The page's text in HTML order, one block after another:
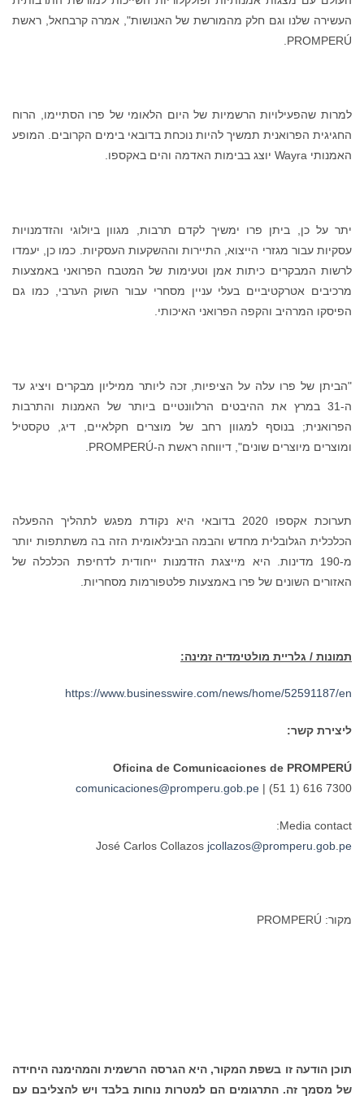
העשירה שלנו וגם חלק מהמורשת של האנושות", אמרה קרבחאל, ראשת
PROMPERÚ.
למרות שהפעילויות הרשמיות של היום הלאומי של פרו הסתיימו, הרוח
החגיגית הפרואנית תמשיך להיות נוכחת בדובאי בימים הקרובים. המופע
האמנותי Wayra יוצג בבימות האדמה והים באקספו.
יתר על כן, ביתן פרו ימשיך לקדם תרבות, מגוון ביולוגי והזדמנויות
עסקיות עבור מגזרי הייצוא, התיירות וההשקעות העסקיות. כמו כן, יעמדו
לרשות המבקרים כיתות אמן וטעימות של המטבח הפרואני באמצעות
מרכיבים אטרקטיביים בעלי עניין מסחרי עבור השוק הערבי, כמו גם
הפיסקו המרהיב והקפה הפרואני האיכותי.
"הביתן של פרו עלה על הציפיות, זכה ליותר ממיליון מבקרים ויציג עד
ה-31 במרץ את ההיבטים הרלוונטיים ביותר של האמנות והתרבות
הפרואנית; בנוסף למגוון רחב של מוצרים חקלאיים, דיג, טקסטיל
ומוצרים מיוצרים שונים", דיווחה ראשת ה-PROMPERÚ.
תערוכת אקספו 2020 בדובאי היא נקודת מפגש לתהליך ההפעלה
הכלכלית הגלובלית מחדש והבמה הבינלאומית הזה בה משתתפות יותר
מ-190 מדינות. היא מייצגת הזדמנות ייחודית לדחיפת הכלכלה של
האזורים השונים של פרו באמצעות פלטפורמות מסחריות.
תמונות / גלריית מולטימדיה זמינה:
https://www.businesswire.com/news/home/52591187/en
ליצירת קשר:
Oficina de Comunicaciones de PROMPERÚ
comunicaciones@promperu.gob.pe | (51 1) 616 7300
Media contact:
José Carlos Collazos jcollazos@promperu.gob.pe
מקור: PROMPERÚ
תוכן הודעה זו בשפת המקור, היא הגרסה הרשמית והמהימנה היחידה
של מסמך זה. התרגומים הם למטרות נוחות בלבד ויש להצליבם עם